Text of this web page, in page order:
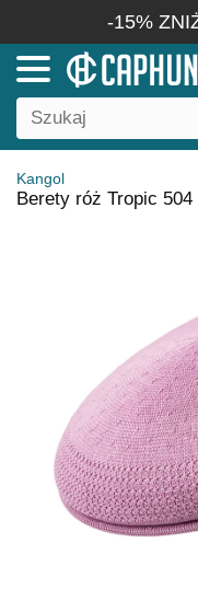
-15%
Kangol
Berety róż Tropic